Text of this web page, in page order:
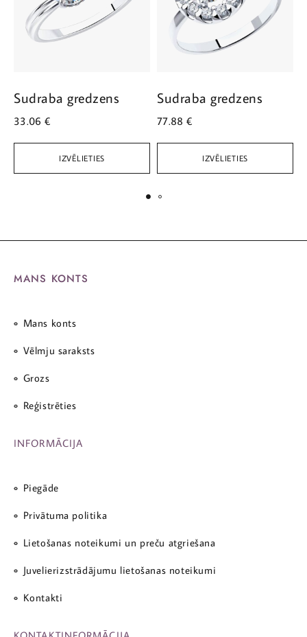
IZVĒLIETIES
Sudraba gredzens
33.06 €
IZVĒLIETIES
Sudraba gredzens
77.88 €
MANS KONTS
Mans konts
Vēlmju saraksts
Grozs
Reģistrēties
INFORMĀCIJA
Piegāde
Privātuma politika
Lietošanas noteikumi un preču atgriešana
Juvelierizstrādājumu lietošanas noteikumi
Kontakti